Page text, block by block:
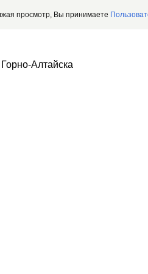
просмотр, Вы принимаете
Алтайска